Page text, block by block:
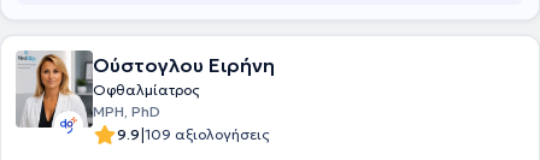
Ούστογλου Ειρήνη
Οφθαλμίατρος
MPH, PhD
9.9|109 αξιολογήσεις